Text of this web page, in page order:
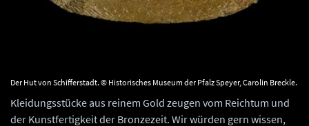
Der Hut von Schifferstadt. © Historisches Museum der Pfalz Speyer, Carolin Breckle.
Kleidungsstücke aus reinem Gold zeugen vom Reichtum und
der Kunstfertigkeit der Bronzezeit. Wir würden gern wissen,